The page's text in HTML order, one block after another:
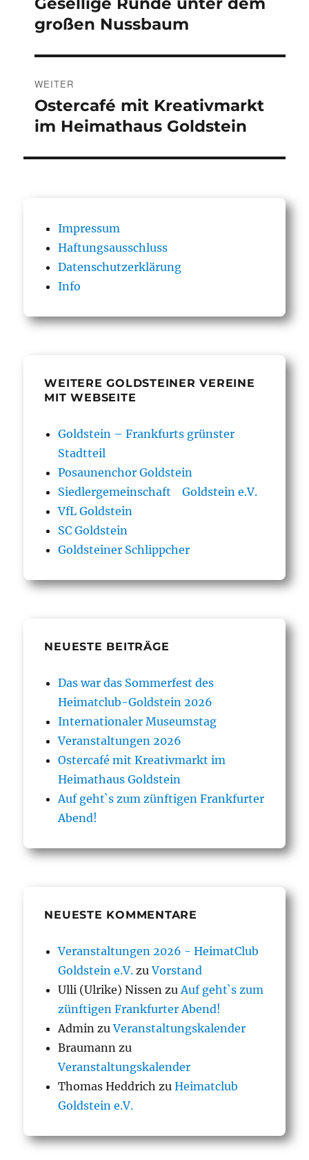
Beitrag:
großen Nussbaum
WEITER
Nächster
Beitrag:
Ostercafé mit Kreativmarkt
im Heimathaus Goldstein
Impressum
Haftungsausschluss
Datenschutzerklärung
Info
WEITERE GOLDSTEINER VEREINE
MIT WEBSEITE
Goldstein – Frankfurts grünster
Stadtteil
Posaunenchor Goldstein
Siedlergemeinschaft Goldstein e.V.
VfL Goldstein
SC Goldstein
Goldsteiner Schlippcher
NEUESTE BEITRÄGE
Das war das Sommerfest des
Heimatclub-Goldstein 2026
Internationaler Museumstag
Veranstaltungen 2026
Ostercafé mit Kreativmarkt im
Heimathaus Goldstein
Auf geht`s zum zünftigen Frankfurter
Abend!
NEUESTE KOMMENTARE
Veranstaltungen 2026 - HeimatClub
Goldstein e.V. zuVorstand
Ulli (Ulrike) Nissen zuAuf geht`s zum
zünftigen Frankfurter Abend!
Admin zuVeranstaltungskalender
Braumann zu
Veranstaltungskalender
Thomas Heddrich zuHeimatclub
Goldstein e.V.